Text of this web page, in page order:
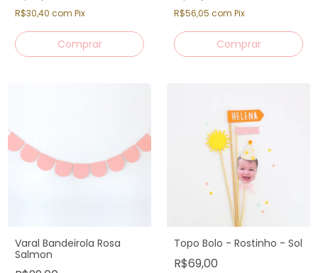
R$30,40 com Pix R$56,05 com Pix
Varal Bandeirola Rosa
Salmon
Topo Bolo - Rostinho - Sol
R$69,00